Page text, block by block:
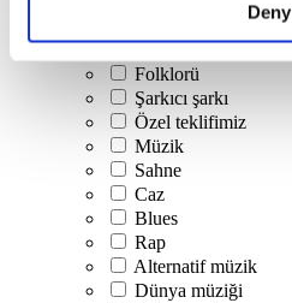
Deny
İsrail müziği
Folklorü
Şarkıcı şarkı
Özel teklifimiz
Müzik
Sahne
Caz
Blues
Rap
Alternatif müzik
Dünya müziği